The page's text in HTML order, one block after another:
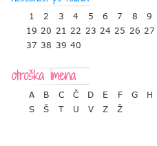
1 2 3 4 5 6 7 8 9
19 20 21 22 23 24 25 26 27
37 38 39 40
A B C Č D E F G H
S
Š T U V Z Ž